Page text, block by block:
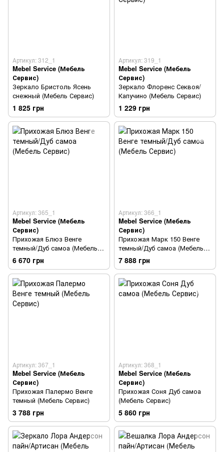
Артикул: 312_1
Mebel Service (Мебель
Сервис)
Зеркало Бристоль Ясень
снежный (Мебель Сервис)
1 825 грн
Артикул: 319_1
Mebel Service (Мебель
Сервис)
Зеркало Флоренс Секвоя/
Капучино (Мебель Сервис)
1 229 грн
Артикул: 365_1
Mebel Service (Мебель
Сервис)
Прихожая Блюз Венге
темный/Дуб самоа (Мебель
Сервис)
6 670 грн
Артикул: 366_1
Mebel Service (Мебель
Сервис)
Прихожая Марк 150 Венге
темный/Дуб самоа (Мебель
Сервис)
7 888 грн
Артикул: 367_1
Mebel Service (Мебель
Сервис)
Прихожая Палермо Венге
темный (Мебель Сервис)
3 788 грн
Артикул: 368_1
Mebel Service (Мебель
Сервис)
Прихожая Соня Дуб самоа
(Мебель Сервис)
5 860 грн